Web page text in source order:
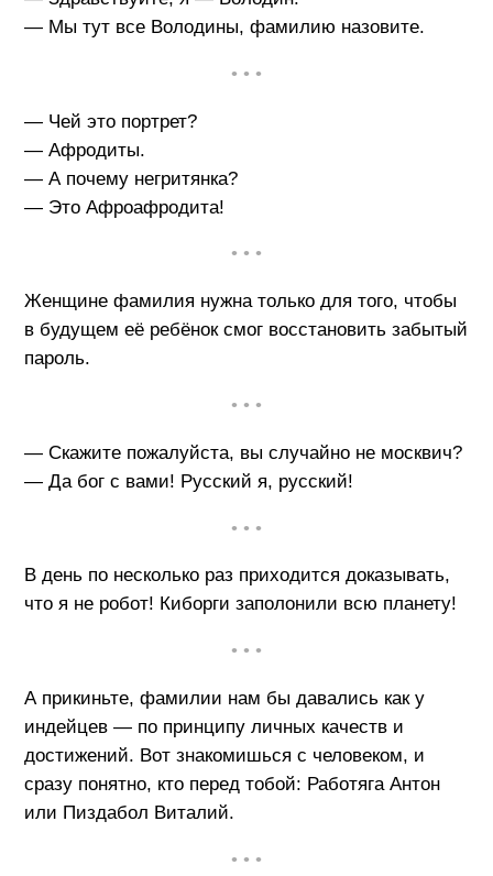
— Мы тут все Володины, фамилию назовите.
• • •
— Чей это портрет?
— Афродиты.
— А почему негритянка?
— Это Афроафродита!
• • •
Женщине фамилия нужна только для того, чтобы
в будущем её ребёнок смог восстановить забытый
пароль.
• • •
— Скажите пожалуйста, вы случайно не москвич?
— Да бог с вами! Русский я, русский!
• • •
В день по несколько раз приходится доказывать,
что я не робот! Киборги заполонили всю планету!
• • •
А прикиньте, фамилии нам бы давались как у
индейцев — по принципу личных качеств и
достижений. Вот знакомишься с человеком, и
сразу понятно, кто перед тобой: Работяга Антон
или Пиздабол Виталий.
• • •